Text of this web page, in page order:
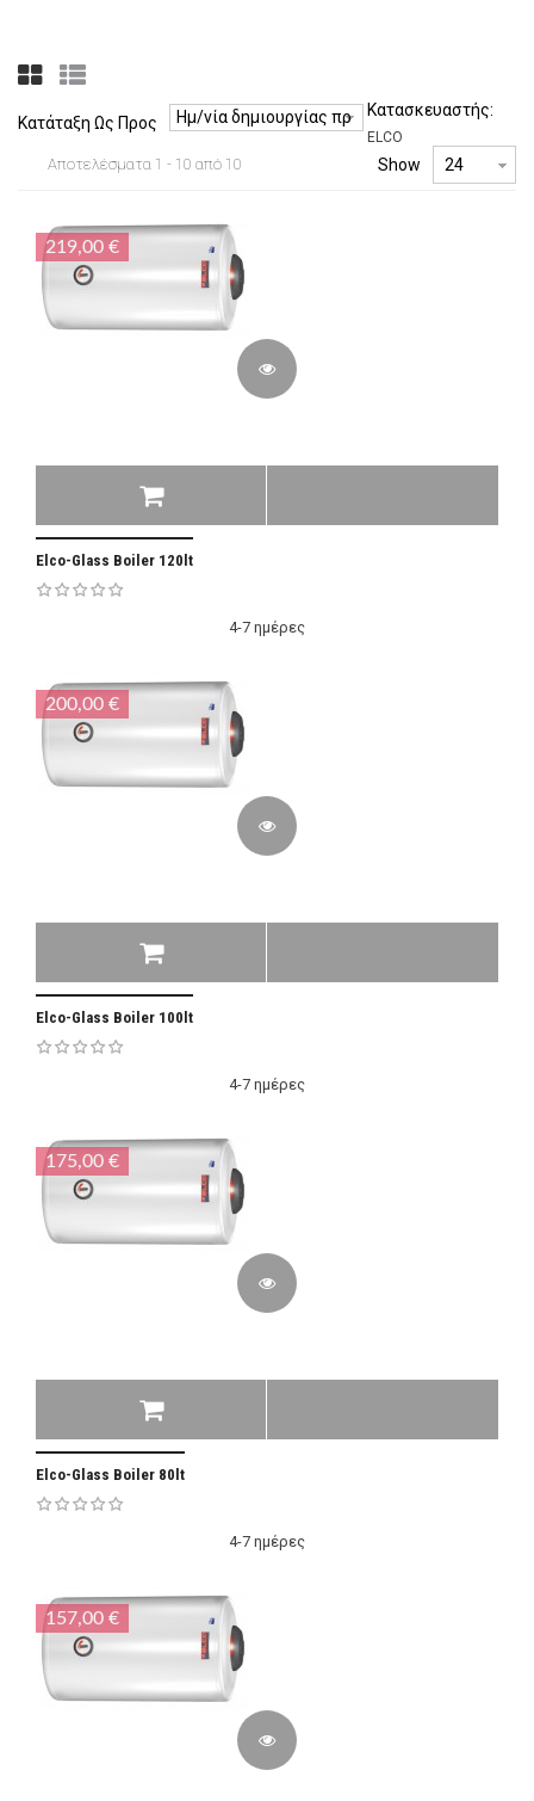
Κατάταξη Ως Προς Ημ/νία δημιουργίας προϊόντος -/+
Κατασκευαστής:
ELCO
Show
Αποτελέσματα 1 - 10 από 10
219,00 €
Elco-Glass Boiler 120lt
4-7 ημέρες
200,00 €
Elco-Glass Boiler 100lt
4-7 ημέρες
175,00 €
Elco-Glass Boiler 80lt
4-7 ημέρες
157,00 €